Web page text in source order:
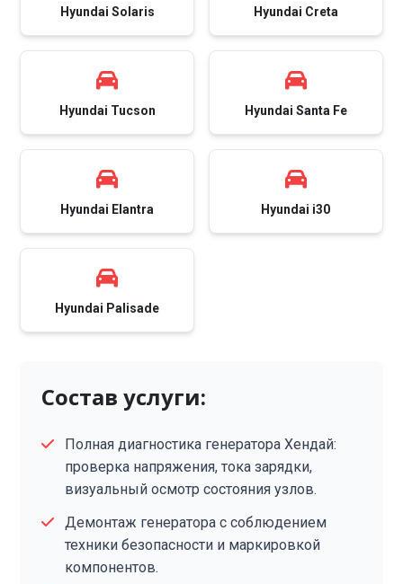
Hyundai Solaris Hyundai Creta
Hyundai Tucson Hyundai Santa Fe
Hyundai Elantra Hyundai i30
Hyundai Palisade
Состав услуги:
Полная диагностика генератора Хендай:
проверка напряжения, тока зарядки,
визуальный осмотр состояния узлов.
Демонтаж генератора с соблюдением
техники безопасности и маркировкой
компонентов.